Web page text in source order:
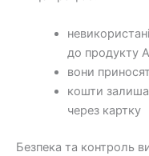
до продукту
вони
кошти
через картку
Безпека та контроль